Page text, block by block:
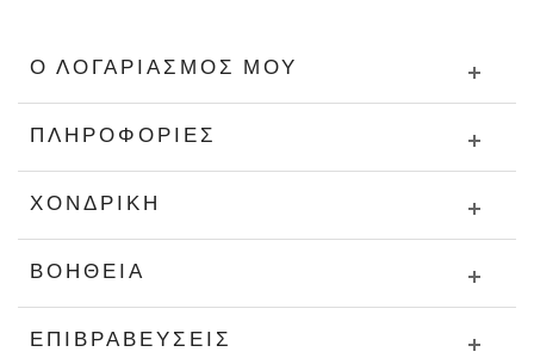
Ο ΛΟΓΑΡΙΑΣΜΌΣ ΜΟΥ
ΠΛΗΡΟΦΟΡΊΕΣ
ΧΟΝΔΡΙΚΉ
ΒΟΉΘΕΙΑ
ΕΠΙΒΡΑΒΕΎΣΕΙΣ